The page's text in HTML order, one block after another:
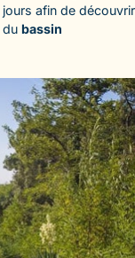
afin de découvrir
du bassin